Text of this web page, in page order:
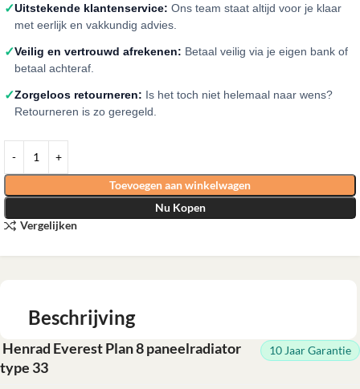
✓Uitstekende klantenservice: Ons team staat altijd voor je klaar
met eerlijk en vakkundig advies.
✓Veilig en vertrouwd afrekenen: Betaal veilig via je eigen bank of
betaal achteraf.
✓Zorgeloos retourneren: Is het toch niet helemaal naar wens?
Retourneren is zo geregeld.
Toevoegen aan winkelwagen
Nu Kopen
Vergelijken
Beschrijving
Henrad Everest Plan 8 paneelradiator
type 33
10 Jaar Garantie